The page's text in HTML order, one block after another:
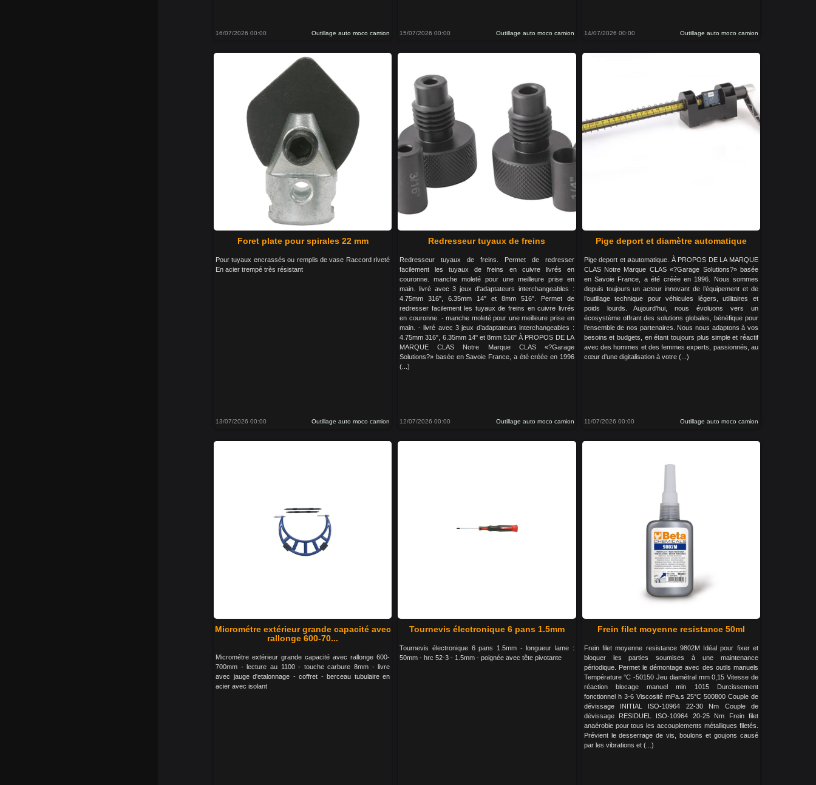
16/07/2026 00:00 Outillage auto moco camion 15/07/2026 00:00 Outillage auto moco camion 14/07/2026 00:00 Outillage auto moco camion
Foret plate pour spirales 22 mm
Pour tuyaux encrassés ou remplis de vase Raccord riveté
En acier trempé très résistant
13/07/2026 00:00 Outillage auto moco camion
Redresseur tuyaux de freins
Redresseur tuyaux de freins. Permet de redresser
facilement les tuyaux de freins en cuivre livrés en
couronne. manche moleté pour une meilleure prise en
main. livré avec 3 jeux d'adaptateurs interchangeables :
4.75mm 316", 6.35mm 14" et 8mm 516". Permet de
redresser facilement les tuyaux de freins en cuivre livrés
en couronne. - manche moleté pour une meilleure prise en
main. - livré avec 3 jeux d’adaptateurs interchangeables :
4.75mm 316", 6.35mm 14" et 8mm 516" À PROPOS DE LA
MARQUE CLAS Notre Marque CLAS «?Garage
Solutions?» basée en Savoie France, a été créée en 1996
(...)
12/07/2026 00:00 Outillage auto moco camion
Pige deport et diamètre automatique
Pige deport et øautomatique. À PROPOS DE LA MARQUE
CLAS Notre Marque CLAS «?Garage Solutions?» basée
en Savoie France, a été créée en 1996. Nous sommes
depuis toujours un acteur innovant de l’équipement et de
l’outillage technique pour véhicules légers, utilitaires et
poids lourds. Aujourd’hui, nous évoluons vers un
écosystème offrant des solutions globales, bénéfique pour
l’ensemble de nos partenaires. Nous nous adaptons à vos
besoins et budgets, en étant toujours plus simple et réactif
avec des hommes et des femmes experts, passionnés, au
cœur d’une digitalisation à votre (...)
11/07/2026 00:00 Outillage auto moco camion
Micrométre extérieur grande capacité avec
rallonge 600-70...
Micrométre extérieur grande capacité avec rallonge 600-
700mm - lecture au 1100 - touche carbure 8mm - livre
avec jauge d'etalonnage - coffret - berceau tubulaire en
acier avec isolant
Tournevis électronique 6 pans 1.5mm
Tournevis électronique 6 pans 1.5mm - longueur lame :
50mm - hrc 52-3 - 1.5mm - poignée avec tête pivotante
Frein filet moyenne resistance 50ml
Frein filet moyenne resistance 9802M Idéal pour fixer et
bloquer les parties soumises à une maintenance
périodique. Permet le démontage avec des outils manuels
Température °C -50150 Jeu diamétral mm 0,15 Vitesse de
réaction blocage manuel min 1015 Durcissement
fonctionnel h 3-6 Viscosité mPa.s 25°C 500800 Couple de
dévissage INITIAL ISO-10964 22-30 Nm Couple de
dévissage RESIDUEL ISO-10964 20-25 Nm Frein filet
anaérobie pour tous les accouplements métalliques filetés.
Prévient le desserrage de vis, boulons et goujons causé
par les vibrations et (...)